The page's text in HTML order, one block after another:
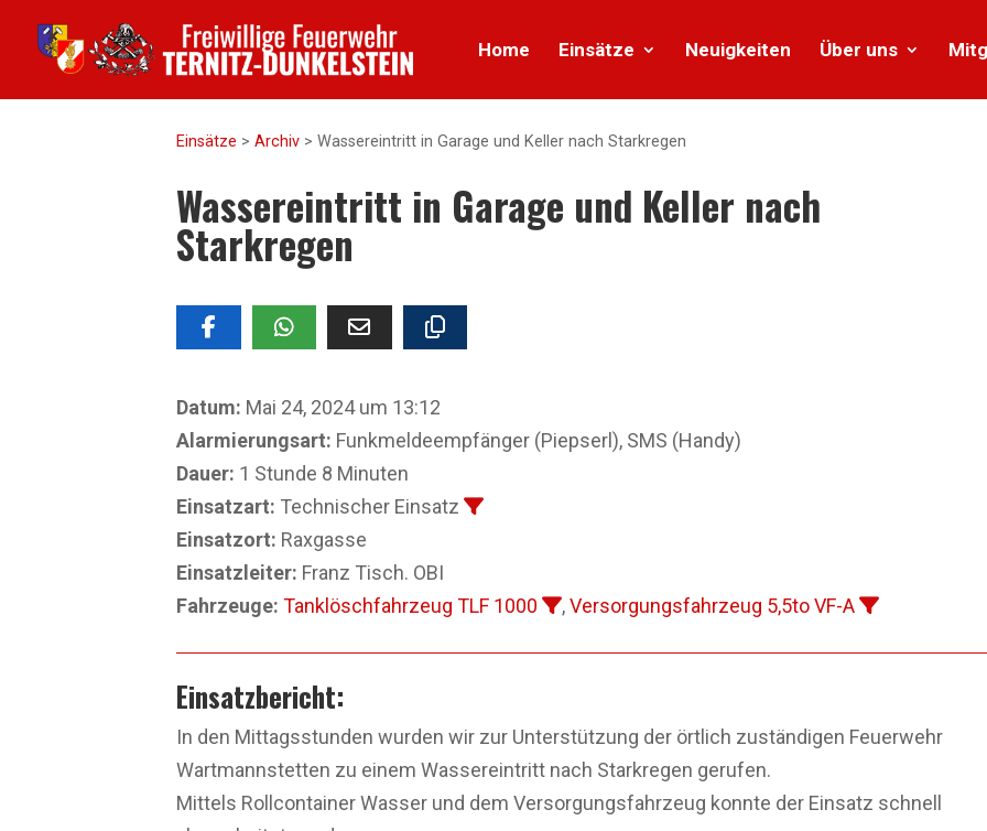
Home Einsätze Neuigkeiten Über uns
Einsätze > Archiv > Wassereintritt in Garage und Keller nach Starkregen
Wassereintritt in Garage und Keller nach
Starkregen
Datum: Mai 24, 2024 um 13:12
Alarmierungsart: Funkmeldeempfänger (Piepserl), SMS (Handy)
Dauer: 1 Stunde 8 Minuten
Einsatzart: Technischer Einsatz
Einsatzort: Raxgasse
Einsatzleiter: Franz Tisch. OBI
Fahrzeuge: Tanklöschfahrzeug TLF 1000 ,Versorgungsfahrzeug 5,5to VF-A
Einsatzbericht:
In den Mittagsstunden wurden wir zur Unterstützung der örtlich zuständigen Feuerwehr
Wartmannstetten zu einem Wassereintritt nach Starkregen gerufen.
Mittels Rollcontainer Wasser und dem Versorgungsfahrzeug konnte der Einsatz schnell